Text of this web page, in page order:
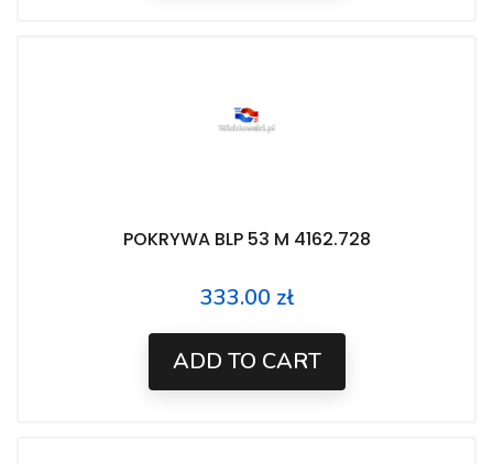
POKRYWA BLP 53 M 4162.728
Price
333.00 zł
ADD TO CART